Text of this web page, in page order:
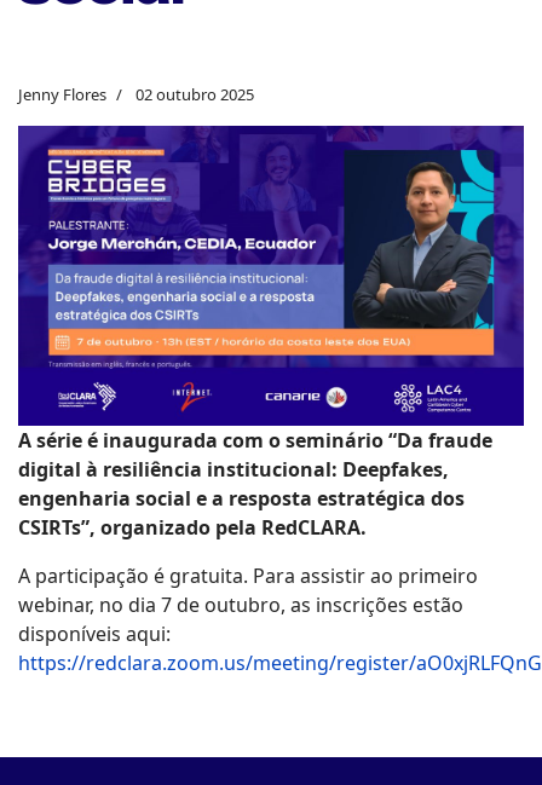
Jenny Flores 02 outubro 2025
A série é inaugurada com o seminário “Da fraude
digital à resiliência institucional: Deepfakes,
engenharia social e a resposta estratégica dos
CSIRTs”, organizado pela RedCLARA.
A participação é gratuita. Para assistir ao primeiro
webinar, no dia 7 de outubro, as inscrições estão
disponíveis aqui:
https://redclara.zoom.us/meeting/register/